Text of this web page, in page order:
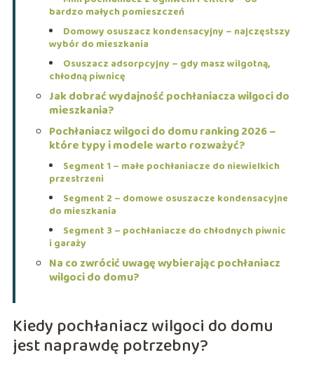
bardzo małych pomieszczeń
Domowy osuszacz kondensacyjny – najczęstszy
wybór do mieszkania
Osuszacz adsorpcyjny – gdy masz wilgotną,
chłodną piwnicę
Jak dobrać wydajność pochłaniacza wilgoci do
mieszkania?
Pochłaniacz wilgoci do domu ranking 2026 –
które typy i modele warto rozważyć?
Segment 1 – małe pochłaniacze do niewielkich
przestrzeni
Segment 2 – domowe osuszacze kondensacyjne
do mieszkania
Segment 3 – pochłaniacze do chłodnych piwnic
i garaży
Na co zwrócić uwagę wybierając pochłaniacz
wilgoci do domu?
Kiedy pochłaniacz wilgoci do domu
jest naprawdę potrzebny?